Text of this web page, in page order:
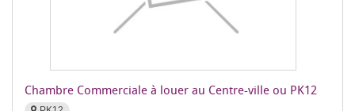
Chambre Commerciale à louer au Centre-ville ou PK12